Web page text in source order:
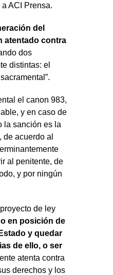
ACI Prensa.
del
atentado contra
dos
distintas: el
el canon 983,
y en caso de
la sanción es la
de acuerdo al
al penitente, de
y por ningún
de ley
en posición de
y quedar
de ello, o ser
atenta contra
derechos y los